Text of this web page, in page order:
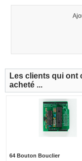
Les clients qui ont
acheté ...
64 Bouton Bouclier